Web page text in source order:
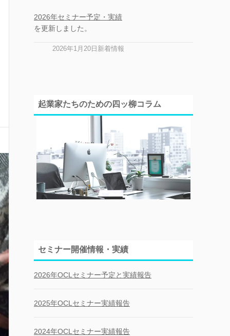
2026年セミナー予定・実績
を更新しました。
2026年1月20日新着情報
起業家たちのための四ッ柳コラム
セミナー開催情報・実績
2026年OCLセミナー予定と実績報告
2025年OCLセミナー実績報告
2024年OCLセミナー実績報告